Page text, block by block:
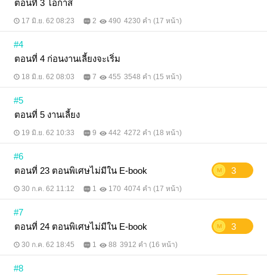
ตอนที่ 3 โอกาส
17 มิ.ย. 62 08:23 2 490 4230 คำ (17 หน้า)
#4
ตอนที่ 4 ก่อนงานเลี้ยงจะเริ่ม
18 มิ.ย. 62 08:03 7 455 3548 คำ (15 หน้า)
#5
ตอนที่ 5 งานเลี้ยง
19 มิ.ย. 62 10:33 9 442 4272 คำ (18 หน้า)
#6
ตอนที่ 23 ตอนพิเศษไม่มีใน E-book
3
30 ก.ค. 62 11:12 1 170 4074 คำ (17 หน้า)
#7
ตอนที่ 24 ตอนพิเศษไม่มีใน E-book
3
30 ก.ค. 62 18:45 1 88 3912 คำ (16 หน้า)
#8